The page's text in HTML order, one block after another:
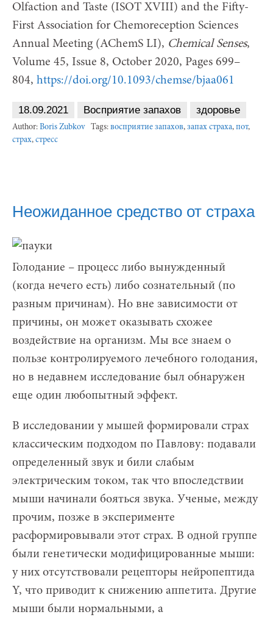
Olfaction and Taste (ISOT XVIII) and the Fifty-
First Association for Chemoreception Sciences
Annual Meeting (AChemS LI), Chemical Senses,
Volume 45, Issue 8, October 2020, Pages 699–
804, https://doi.org/10.1093/chemse/bjaa061
18.09.2021 Восприятие запахов здоровье
Author: Boris Zubkov Tags: восприятие запахов, запах страха, пот,
страх, стресс
Неожиданное средство от страха
Голодание – процесс либо вынужденный
(когда нечего есть) либо сознательный (по
разным причинам). Но вне зависимости от
причины, он может оказывать схожее
воздействие на организм. Мы все знаем о
пользе контролируемого лечебного голодания,
но в недавнем исследование был обнаружен
еще один любопытный эффект.
В исследовании у мышей формировали страх
классическим подходом по Павлову: подавали
определенный звук и били слабым
электрическим током, так что впоследствии
мыши начинали бояться звука. Ученые, между
прочим, позже в эксперименте
расформировывали этот страх. В одной группе
были генетически модифицированные мыши:
у них отсутствовали рецепторы нейропептида
Y, что приводит к снижению аппетита. Другие
мыши были нормальными, а